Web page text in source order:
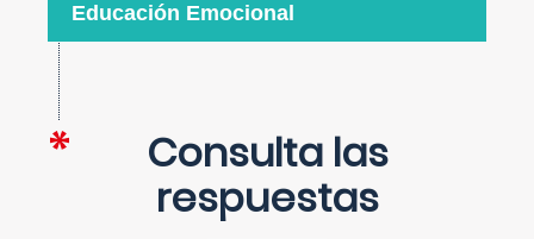
Educación Emocional
Consulta las
respuestas